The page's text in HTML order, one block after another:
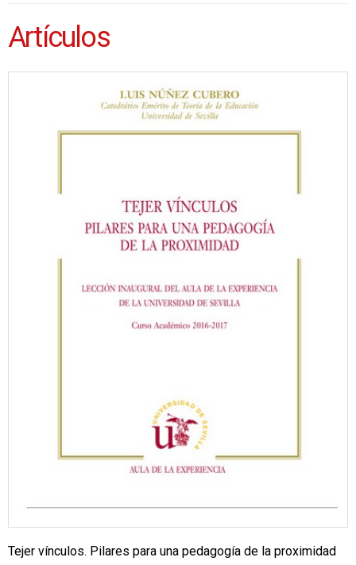
Artículos
Tejer vínculos. Pilares para una pedagogía de la proximidad